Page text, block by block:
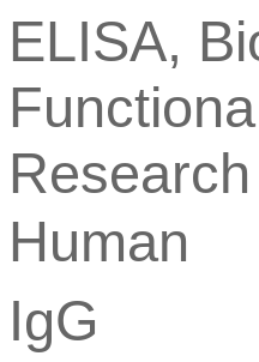
ELISA,
Human
IgG